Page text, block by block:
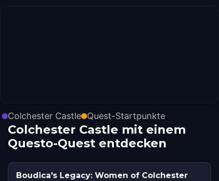
Colchester Castle Quest-Startpunkte
Colchester Castle mit einem
Questo-Quest entdecken
Boudica's Legacy: Women of Colchester